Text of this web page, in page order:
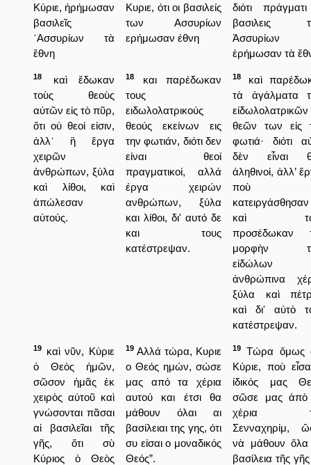
Κύριε, ἠρήμωσαν
βασιλεῖς
᾿Ασσυρίων τὰ
ἔθνη
Κυριε, ότι οι βασιλείς
των Ασσυρίων
ερήμωσαν έθνη
διότι
βασιλεις
Ἀσσυρίων
ἐρήμωσαν τὰ
18
καὶ ἔδωκαν
τοὺς θεοὺς
αὐτῶν εἰς τὸ πῦρ,
ὅτι οὐ θεοί εἰσιν,
ἀλλ᾿ ἢ ἔργα
χειρῶν
ἀνθρώπων, ξύλα
καὶ λίθοι, καὶ
ἀπώλεσαν
αὐτούς.
18
και παρέδωκαν
τους
ειδωλολατρικούς
θεούς εκείνων εις
την φωτιάν, διότι δεν
είναι θεοί
πραγματικοί, αλλά
έργα χειρών
ανθρώπων, ξύλα
και λίθοι, δι' αυτό δε
και τους
κατέστρεψαν.
18
καὶ
τὰ ἀγάλματα
εἰδωλολατρικῶν
θεῶν των εἰς
φωτιά· διότι
δὲν εἶναι
ἀληθινοί, ἀλλ’
ποὺ
κατειργάσθησαν
καὶ
προσέδωκαν
μορφὴν
εἰδώλων
ἀνθρώπινα
ξύλα καὶ
καὶ δι' αὐτὸ
κατέστρεψαν.
19
καὶ νῦν, Κύριε
ὁ Θεὸς ἡμῶν,
σῶσον ἡμᾶς ἐκ
χειρὸς αὐτοῦ καὶ
γνώσονται πᾶσαι
αἱ βασιλεῖαι τῆς
γῆς, ὅτι σὺ
Κύριος ὁ Θεὸς
19 Αλλά τώρα, Κυριε
ο Θεός ημών, σώσε
μας από τα χέρια
αυτού και έτσι θα
μάθουν όλαι αι
βασίλειαι της γης, ότι
συ είσαι ο μοναδικός
Θεός”.
19
Τώρα ὅμως
Κύριε, ποὺ
ἰδικός μας
σῶσε μας ἀπὸ
χέρια
Σενναχηρίμ,
νὰ μάθουν
βασίλεια τῆς γῆς